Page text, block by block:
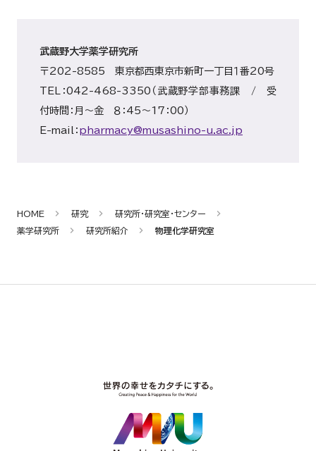
武蔵野大学薬学研究所
〒202-8585 東京都西東京市新町一丁目１番20号
TEL：042-468-3350（武蔵野学部事務課 / 受
付時間：月～金 ８：45～17：00）
E-mail： pharmacy@musashino-u.ac.jp
HOME 研究
研究所・研究室・センター
薬学研究所
研究所紹介 物理化学研究室